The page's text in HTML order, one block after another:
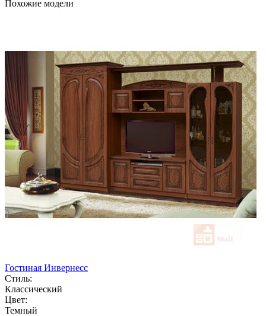
Похожие модели
Гостиная Инвернесс
Стиль:
Классический
Цвет:
Темный